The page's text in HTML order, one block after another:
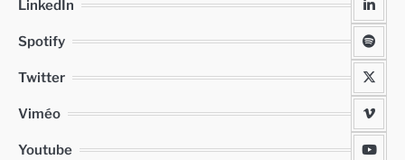
LinkedIn
Spotify
Twitter
Viméo
Youtube